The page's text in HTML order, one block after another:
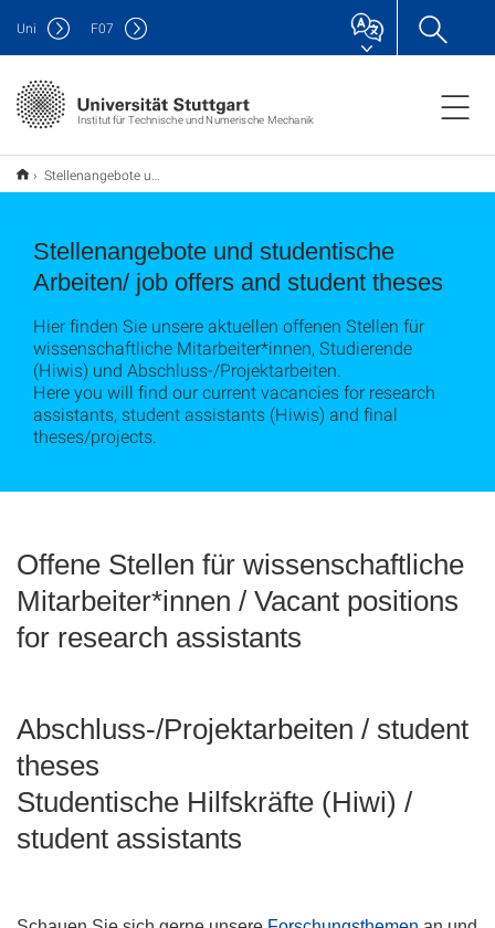
Institut für Technische und Numerische Mechanik
Uni F07
Stellenangebote und studentische Arbeiten
Stellenangebote und studentische
Arbeiten/ job offers and student theses
Hier finden Sie unsere aktuellen offenen Stellen für
wissenschaftliche Mitarbeiter*innen, Studierende
(Hiwis) und Abschluss-/Projektarbeiten.
Here you will find our current vacancies for research
assistants, student assistants (Hiwis) and final
theses/projects.
Offene Stellen für wissenschaftliche
Mitarbeiter*innen / Vacant positions
for research assistants
Abschluss-/Projektarbeiten / student
theses
Studentische Hilfskräfte (Hiwi) /
student assistants